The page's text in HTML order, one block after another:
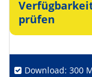
prüfen
Download: 300